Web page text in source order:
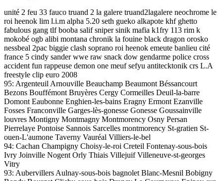
unité 2 feu 33 fauco truand 2 la galere truand2lagalere neochrome le
roi heenok lim l.i.m alpha 5.20 seth gueko alkapote khf ghetto
fabulous gang tlf booba salif sniper sinik mafia k1fry 113 rim k
mokobé ogb alibi montana chronik la fouine black dragon orosko
nessbeal 2pac biggie clash soprano roi heenok emeute banlieu cité
france 5 cindy sander wwe raw snack dow gendarme police cross
accident fun rappeuse demon one meuf sefyu antitecktonik crs L.A
freestyle clip euro 2008
95: Argenteuil Arnouville Beauchamp Beaumont Béssancourt
Bezons Bouffémont Bruyères Cergy Cormeilles Deuil-la-barre
Domont Eaubonne Enghien-les-bains Eragny Ermont Ezanville
Fosses Franconville Garges-lès-gonesse Gonesse Goussainville
louvres Montigny Montmagny Montmorency Osny Persan
Pierrelaye Pontoise Sannois Sarcelles montmorency St-gratien St-
ouen-L'aumone Taverny Vauréal Villiers-le-bel
94: Cachan Champigny Choisy-le-roi Creteil Fontenay-sous-bois
Ivry Joinville Nogent Orly Thiais Villejuif Villeneuve-st-georges
Vitry
93: Aubervillers Aulnay-sous-bois bagnolet Blanc-Mesnil Bobigny